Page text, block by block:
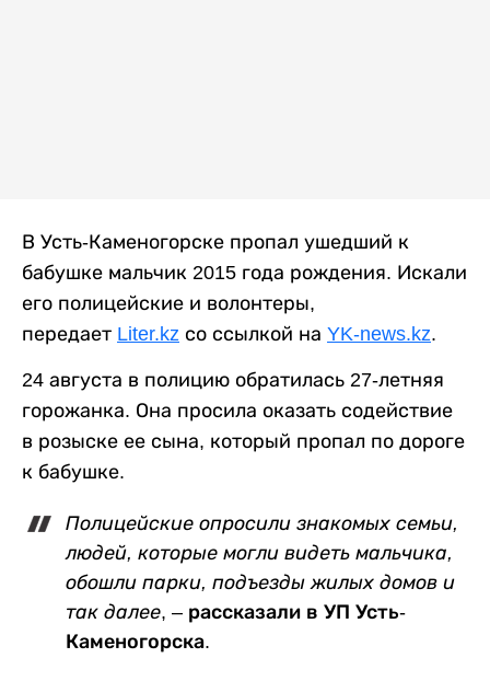
В Усть-Каменогорске пропал ушедший к
бабушке мальчик 2015 года рождения. Искали
его полицейские и волонтеры,
передает Liter.kz со ссылкой на YK-news.kz.
24 августа в полицию обратилась 27-летняя
горожанка. Она просила оказать содействие
в розыске ее сына, который пропал по дороге
к бабушке.
Полицейские опросили знакомых семьи,
людей, которые могли видеть мальчика,
обошли парки, подъезды жилых домов и
так далее, – рассказали в УП Усть-
Каменогорска.